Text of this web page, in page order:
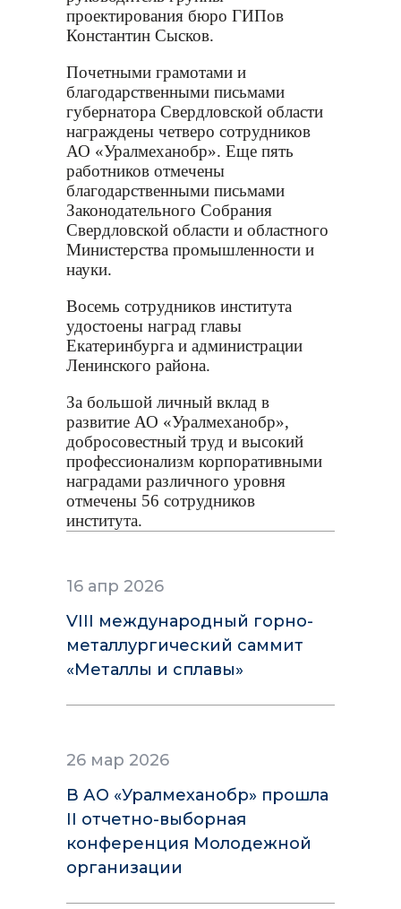
проектирования бюро ГИПов
Константин Сысков.
Почетными грамотами и
благодарственными письмами
губернатора Свердловской области
награждены четверо сотрудников
АО «Уралмеханобр». Еще пять
работников отмечены
благодарственными письмами
Законодательного Собрания
Свердловской области и областного
Министерства промышленности и
науки.
Восемь сотрудников института
удостоены наград главы
Екатеринбурга и администрации
Ленинского района.
За большой личный вклад в
развитие АО «Уралмеханобр»,
добросовестный труд и высокий
профессионализм корпоративными
наградами различного уровня
отмечены 56 сотрудников
института.
16 апр 2026
VIII международный горно-
металлургический саммит
«Металлы и сплавы»
26 мар 2026
В АО «Уралмеханобр» прошла
II отчетно-выборная
конференция Молодежной
организации